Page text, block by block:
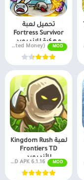
تحميل لعبة
Fortress Survivor
مهكرة للاندرويد
MOD
v3.1 MOD APK (God Mode, Unlimited Money)
لعبة Kingdom Rush
Frontiers TD
للأندرويد
MOD MOD APK 6.1.16 عدد غير محدود من الماس، مفتوح